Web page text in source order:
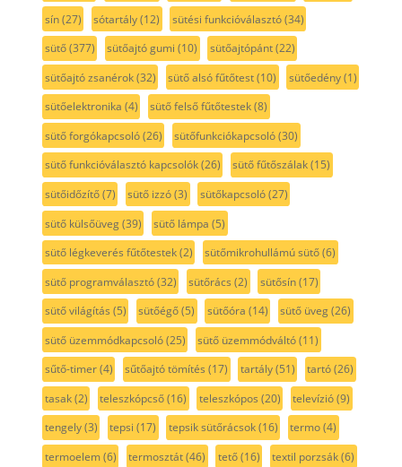
sín(27) sótartály(12) sütési funkcióválasztó(34)
sütő(377) sütőajtó gumi (10) sütőajtópánt(22)
sütőajtó zsanérok(32) sütő alsó fűtőtest(10) sütőedény(1)
sütőelektronika (4) sütő felső fűtőtestek(8)
sütő forgókapcsoló(26) sütőfunkciókapcsoló(30)
sütő funkcióválasztó kapcsolók(26) sütő fűtőszálak(15)
sütőidőzítő(7) sütő izzó(3) sütőkapcsoló(27)
sütő külsőüveg(39) sütő lámpa (5)
sütő légkeverés fűtőtestek(2) sütőmikrohullámú sütő(6)
sütő programválasztó(32) sütőrács (2) sütősín(17)
sütő világítás (5) sütőégő(5) sütőóra (14) sütő üveg(26)
sütő üzemmódkapcsoló(25) sütő üzemmódváltó(11)
sűtő-timer(4) sűtőajtó tömítés (17) tartály(51) tartó(26)
tasak(2) teleszkópcső(16) teleszkópos (20) televízió(9)
tengely(3) tepsi (17) tepsik sütőrácsok(16) termo(4)
termoelem(6) termosztát(46) tető(16) textil porzsák(6)